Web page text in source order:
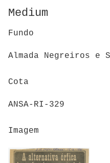
Medium
Fundo
Almada Negreiros e
Cota
ANSA-RI-329
Imagem